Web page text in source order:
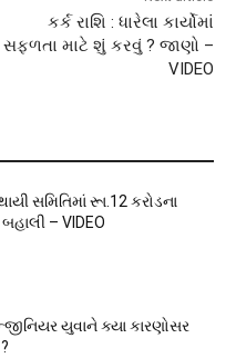
કર્ક રાશિ : ધારેલા કાર્યોમાં
સફળતા માટે શું કરવું ? જાણો –
VIDEO
સમિતિમાં રૂા.12 કરોડના
– VIDEO
યુવાને ક્યા કારણોસર